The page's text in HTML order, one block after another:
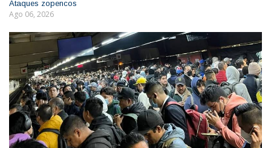
Ataques zopencos
Ago 06, 2026